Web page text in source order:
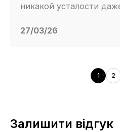
никакой усталости
27/03/26
1 2
Залишити відгук